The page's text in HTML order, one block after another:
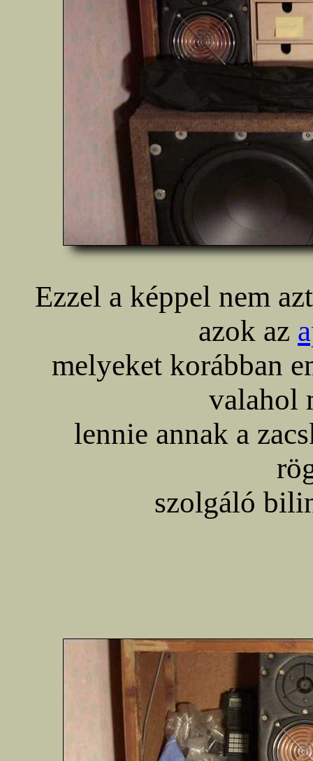
Ezzel a képpel nem
azok az
melyeket korábban
valahol
lennie annak a
szolgáló